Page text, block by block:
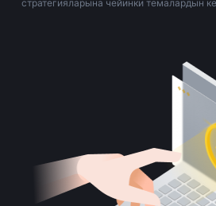
стратегияларына чейинки темалардын